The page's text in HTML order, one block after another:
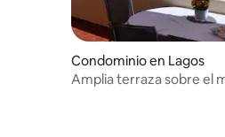
Condominio en Lagos
Amplia terraza sobre el